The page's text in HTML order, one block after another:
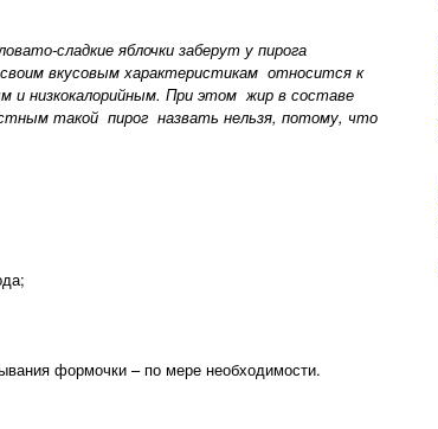
сладкие яблочки заберут у пирога
вкусовым характеристикам относится к
и низкокалорийным. При этом жир в составе
такой пирог назвать нельзя, потому, что
формочки – по мере необходимости.